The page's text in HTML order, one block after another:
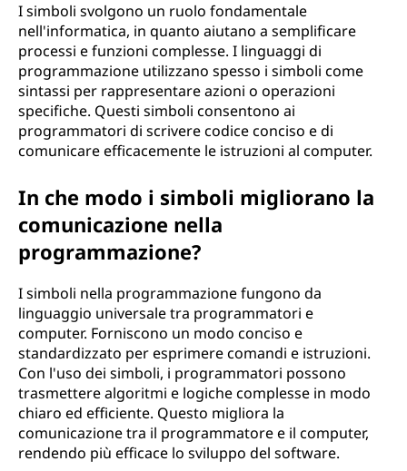
I simboli svolgono un ruolo fondamentale
nell'informatica, in quanto aiutano a semplificare
processi e funzioni complesse. I linguaggi di
programmazione utilizzano spesso i simboli come
sintassi per rappresentare azioni o operazioni
specifiche. Questi simboli consentono ai
programmatori di scrivere codice conciso e di
comunicare efficacemente le istruzioni al computer.
In che modo i simboli migliorano la
comunicazione nella
programmazione?
I simboli nella programmazione fungono da
linguaggio universale tra programmatori e
computer. Forniscono un modo conciso e
standardizzato per esprimere comandi e istruzioni.
Con l'uso dei simboli, i programmatori possono
trasmettere algoritmi e logiche complesse in modo
chiaro ed efficiente. Questo migliora la
comunicazione tra il programmatore e il computer,
rendendo più efficace lo sviluppo del software.